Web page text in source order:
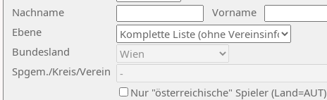
Nachname
Vorname
Ebene
Bundesland
Spgem./Kreis/Verein
Nur "österreichische" Spieler (Land=AUT)